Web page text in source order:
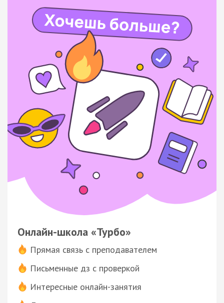
Онлайн-школа «Турбо»
Прямая связь с преподавателем
Письменные дз с проверкой
Интересные онлайн-занятия